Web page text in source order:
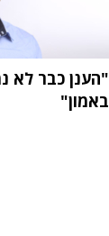
"הענן כבר לא
באמון"